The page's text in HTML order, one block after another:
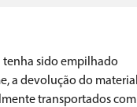
tenha sido empilhado
a devolução do material
transportados com